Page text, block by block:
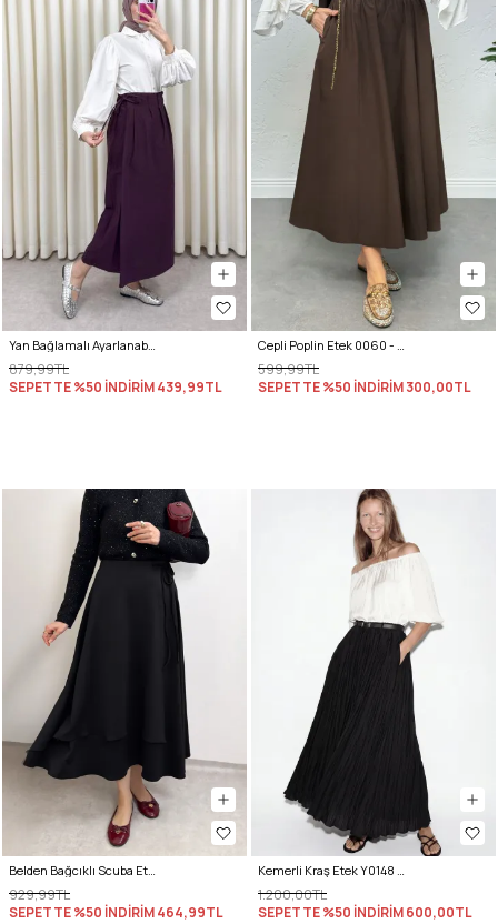
Yan Bağlamalı Ayarlanabilir Etek 0051 - MÜRDÜM
879,99TL
SEPETTE %50 İNDİRİM439,99TL
Cepli Poplin Etek 0060 - KAHVERENGİ
599,99TL
SEPETTE %50 İNDİRİM300,00TL
Belden Bağcıklı Scuba Etek 0056 - SİYAH
929,99TL
SEPETTE %50 İNDİRİM464,99TL
Kemerli Kraş Etek Y0148 - SİYAH
1.200,00TL
SEPETTE %50 İNDİRİM600,00TL